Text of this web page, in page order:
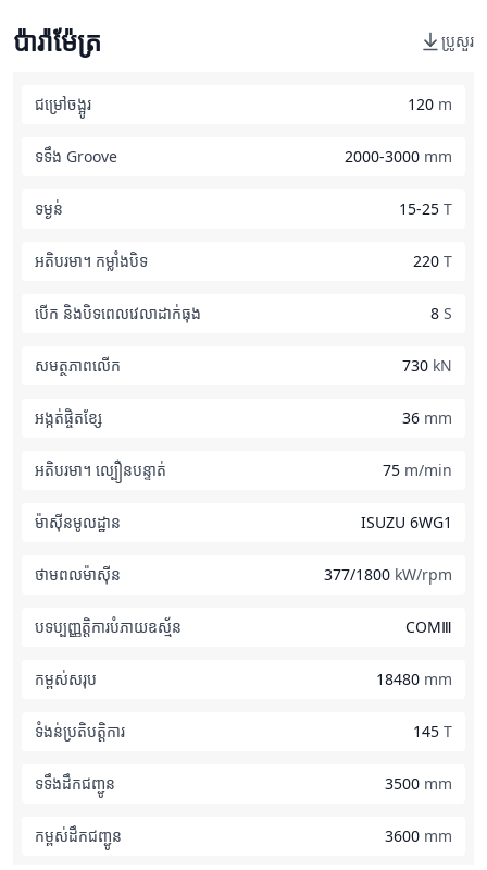
ប៉ារ៉ាម៉ែត្រ ប្រូសួរ
ជម្រៅចង្អូរ 120 m
ទទឹង Groove 2000-3000 mm
ទម្ងន់ 15-25 T
អតិបរមា។ កម្លាំងបិទ 220 T
បើក និងបិទពេលវេលាដាក់ធុង 8 S
សមត្ថភាពលើក 730 kN
អង្កត់ផ្ចិតខ្សែ 36 mm
អតិបរមា។ ល្បឿនបន្ទាត់ 75 m/min
ម៉ាស៊ីនមូលដ្ឋាន ISUZU 6WG1
ថាមពលម៉ាស៊ីន 377/1800 kW/rpm
បទប្បញ្ញត្តិការបំភាយឧស្ម័ន COMⅢ
កម្ពស់សរុប 18480 mm
ទំងន់ប្រតិបត្តិការ 145 T
ទទឹងដឹកជញ្ជូន 3500 mm
កម្ពស់ដឹកជញ្ជូន 3600 mm